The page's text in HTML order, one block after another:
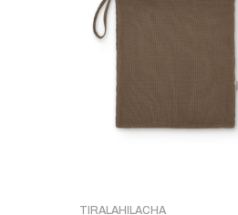
TIRALAHILACHA